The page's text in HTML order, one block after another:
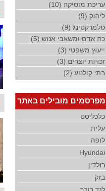
עריכת מוסיקה (10)
ליהוק (9)
טלמרקטינג (9)
כח אדם ומשאבי אנוש (5)
ייעוץ משפטי (3)
זכויות יוצרים (3)
בתי קולנוע (2)
מפרסמים מובילים באתר
כלכליסט
עלית
לופה
Hyundai
רולדין
בזק